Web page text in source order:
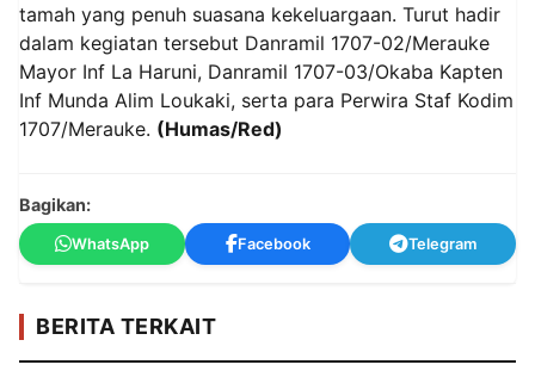
tamah yang penuh suasana kekeluargaan. Turut hadir
dalam kegiatan tersebut Danramil 1707-02/Merauke
Mayor Inf La Haruni, Danramil 1707-03/Okaba Kapten
Inf Munda Alim Loukaki, serta para Perwira Staf Kodim
1707/Merauke. (Humas/Red)
Bagikan:
WhatsApp Facebook Telegram
BERITA TERKAIT